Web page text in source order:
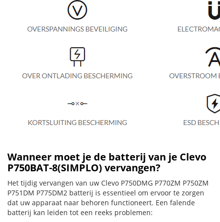
Wanneer moet je de batterij van je Clevo
P750BAT-8(SIMPLO) vervangen?
Het tijdig vervangen van uw Clevo P750DMG P770ZM P750ZM
P751DM P775DM2 batterij is essentieel om ervoor te zorgen
dat uw apparaat naar behoren functioneert. Een falende
batterij kan leiden tot een reeks problemen: